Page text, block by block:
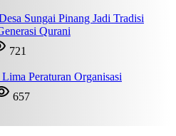
Sungai Pinang Jadi Tradisi
Qurani
721
Peraturan Organisasi
657